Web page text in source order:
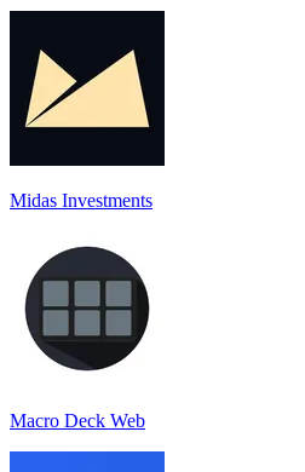
Midas Investments
Macro Deck Web